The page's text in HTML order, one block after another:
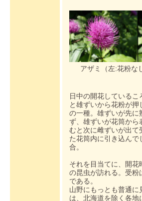
アザミ（左:花粉な
日中の開花しているこ
と雄ずいから花粉が押
の一種。雄ずいが先に
ず、雄ずいが花筒から
むと次に雌ずいが出て
た花筒内に引き込んで
合。
それを目当てに、開花
の昆虫が訪れる。受粉
である。
山野にもっとも普通に
は、北海道を除く各地